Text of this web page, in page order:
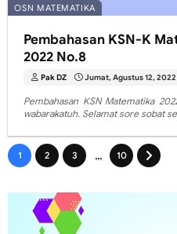
OSN MATEMATIKA
Pembahasan KSN-K
2022 No.8
Pak DZ Jumat, Agustus 12, 2022
Pembahasan KSN Matematika
wabarakatuh. Selamat sore sobat
1 2 3 ... 10